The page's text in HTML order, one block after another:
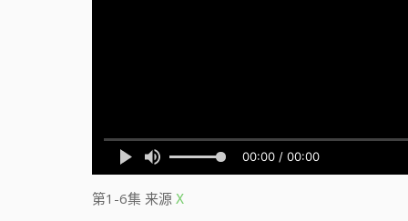
第1-6集 来源 X